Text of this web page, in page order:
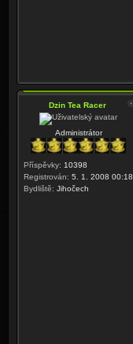
Dzin Tea Racer
Administrátor
Příspěvky: 10398
Registrován: 5. 1. 2008 00:18
Bydliště: Jihočech